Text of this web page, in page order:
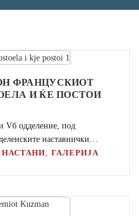
ФРАНЦУСКИОТ
И ЌЕ ПОСТОИ
Vб одделение, под
наставнички…
НАСТАНИ,ГАЛЕРИЈА